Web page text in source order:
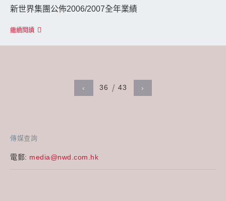
傳媒查詢
電郵: media@nwd.com.hk
新世界集團公佈2006/2007全年業績
繼續閱讀
‹ 36 43 ›